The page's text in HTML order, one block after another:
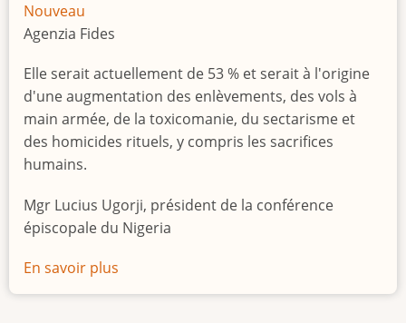
Nouveau
Agenzia Fides
Elle serait actuellement de 53 % et serait à l'origine
d'une augmentation des enlèvements, des vols à
main armée, de la toxicomanie, du sectarisme et
des homicides rituels, y compris les sacrifices
humains.
Mgr Lucius Ugorji, président de la conférence
épiscopale du Nigeria
En savoir plus
Le